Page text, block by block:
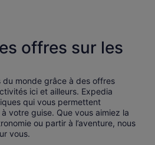
offres sur les
du monde grâce à des offres
ici et ailleurs. Expedia
qui vous permettent
votre guise. Que vous aimiez la
ou partir à l’aventure, nous
vous.